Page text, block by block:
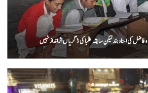
کی اسناد بند لیکن سابقہ طلبا کی ڈگریا ں اثرانداز نہیں